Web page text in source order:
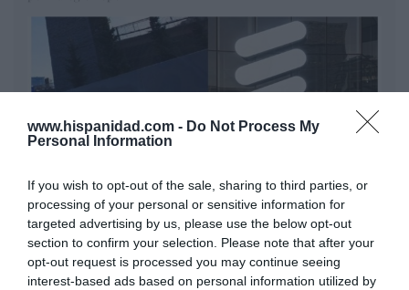
www.hispanidad.com - Do Not Process My
Personal Information
If you wish to opt-out of the sale, sharing to third parties, or
processing of your personal or sensitive information for
targeted advertising by us, please use the below opt-out
section to confirm your selection. Please note that after your
opt-out request is processed you may continue seeing
interest-based ads based on personal information utilized by
Nokia, Ericsson... Huawei: lo que importan
son las patentes
Eulogio López